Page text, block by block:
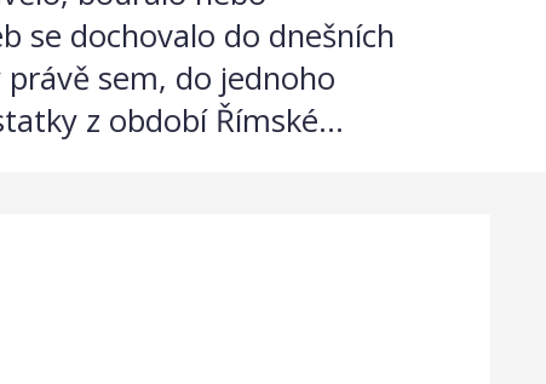
se dochovalo do dnešních
sem, do jednoho
z období Římské...